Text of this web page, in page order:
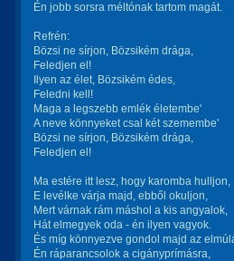
Én jobb sorsra méltónak tartom magát.
Refrén:
Bözsi ne sírjon, Bözsikém drága,
Feledjen el!
Ilyen az élet, Bözsikém édes,
Feledni kell!
Maga a legszebb emlék életembe'
A neve könnyeket csal két szemembe'
Bözsi ne sírjon, Bözsikém drága,
Feledjen el!
Ma estére itt lesz, hogy karomba hulljon,
E levélke várja majd, ebből okuljon,
Mert várnak rám máshol a kis angyalok,
Hát elmegyek oda - én ilyen vagyok.
És míg könnyezve gondol majd az
Én ráparancsolok a cigányprímásra,